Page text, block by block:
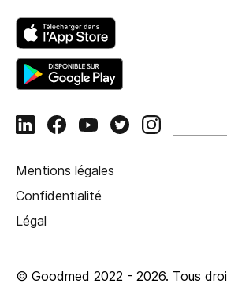
Mentions légales
Confidentialité
Légal
© Goodmed 2022 - 2026. Tous